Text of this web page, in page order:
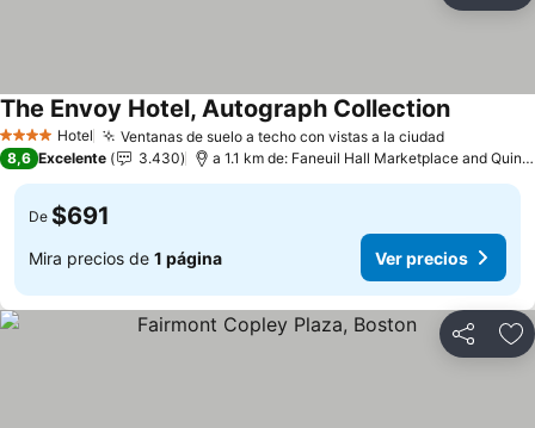
4 EstrellasHotel Ventanas de suelo a techo con vistas a la ciudadVer
The Envoy Hotel, Autograph CollectionVer
8,6 Excelente 3.430 a 1.1 km de: Faneuil Hall Marketplace and
De $691
Mira precios de 1 página Ver precios
Compartir